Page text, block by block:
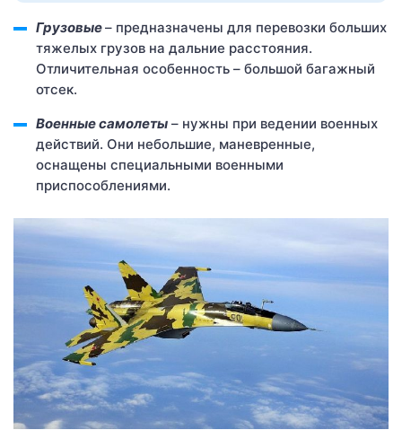
Грузовые– предназначены для перевозки больших
тяжелых грузов на дальние расстояния.
Отличительная особенность – большой багажный
отсек.
Военные самолеты – нужны при ведении военных
действий. Они небольшие, маневренные,
оснащены специальными военными
приспособлениями.